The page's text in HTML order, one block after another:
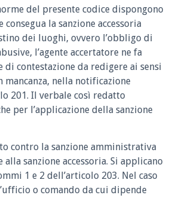
del presente codice dispongono
consegua la sanzione accessoria
dei luoghi, ovvero l’obbligo di
l’agente accertatore ne fa
di contestazione da redigere ai sensi
mancanza, nella notificazione
201. Il verbale così redatto
per l’applicazione della sanzione
contro la sanzione amministrativa
sanzione accessoria. Si applicano
1 e 2 dell’articolo 203. Nel caso
o comando da cui dipende